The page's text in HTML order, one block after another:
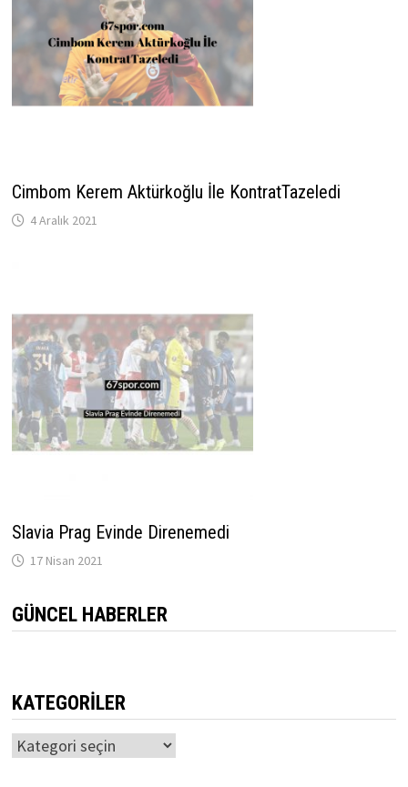
Cimbom Kerem Aktürkoğlu İle KontratTazeledi
4 Aralık 2021
Slavia Prag Evinde Direnemedi
17 Nisan 2021
GÜNCEL HABERLER
KATEGORILER
Kategoriler